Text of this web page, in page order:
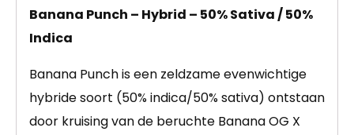
Banana Punch – Hybrid – 50% Sativa / 50%
Indica
Banana Punch is een zeldzame evenwichtige
hybride soort (50% indica/50% sativa) ontstaan
door kruising van de beruchte Banana OG X